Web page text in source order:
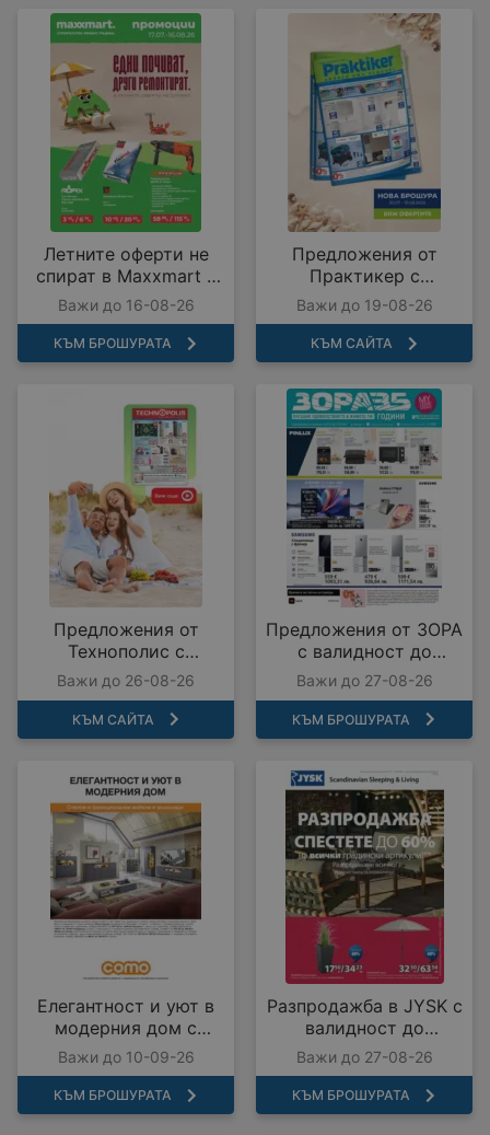
Летните оферти не
спират в Maxxmart с
валидност до
16.08.2026
Важи до 16-08-26
КЪМ БРОШУРАТА
Предложения от
Практикер с
валидност до
19.08.2026
Важи до 19-08-26
КЪМ САЙТА
Предложения от
Технополис с
валидност до
26.08.2026
Важи до 26-08-26
КЪМ САЙТА
Предложения от ЗОРА
с валидност до
27.08.2026
Важи до 27-08-26
КЪМ БРОШУРАТА
Елегантност и уют в
модерния дом с
COMO с валидност до
10.09.2026
Важи до 10-09-26
КЪМ БРОШУРАТА
Разпродажба в JYSK с
валидност до
27.08.2026
Важи до 27-08-26
КЪМ БРОШУРАТА